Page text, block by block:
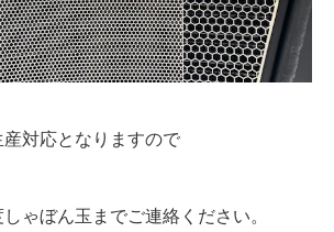
対応となりますので
ゃぼん玉までご連絡ください。